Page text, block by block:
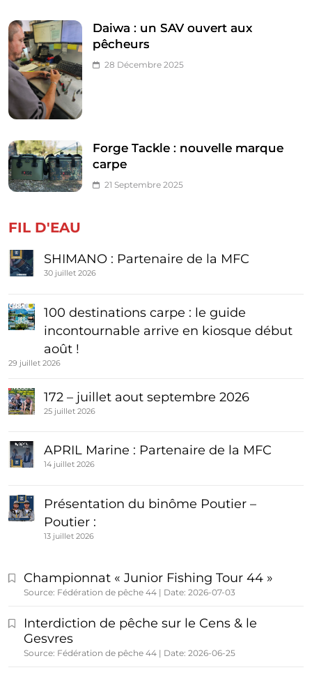
Daiwa : un SAV ouvert aux
pêcheurs
28 Décembre 2025
Forge Tackle : nouvelle marque
carpe
21 Septembre 2025
FIL D'EAU
SHIMANO : Partenaire de la MFC
30 juillet 2026
100 destinations carpe : le guide
incontournable arrive en kiosque début
août !
29 juillet 2026
172 – juillet aout septembre 2026
25 juillet 2026
APRIL Marine : Partenaire de la MFC
14 juillet 2026
Présentation du binôme Poutier –
Poutier :
13 juillet 2026
Championnat « Junior Fishing Tour 44 »
Source: Fédération de pêche 44 Date: 2026-07-03
Interdiction de pêche sur le Cens & le
Gesvres
Source: Fédération de pêche 44 Date: 2026-06-25